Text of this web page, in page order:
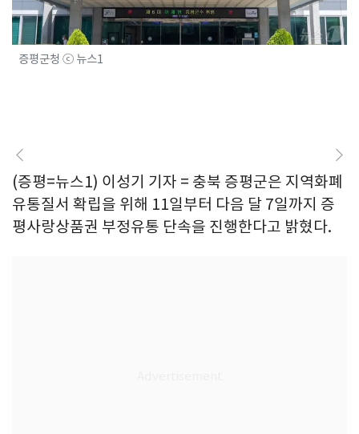
증평군청 ⓒ 뉴스1
(증평=뉴스1) 이성기 기자 = 충북 증평군은 지역화폐
유통질서 확립을 위해 11일부터 다음 달 7일까지 증
평사랑상품권 부정유통 단속을 진행한다고 밝혔다.